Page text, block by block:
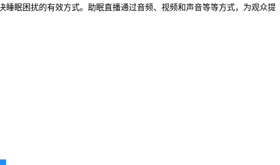
眠困扰的有效方式。助眠直播通过音频、视频和声音等等方式，为观众提